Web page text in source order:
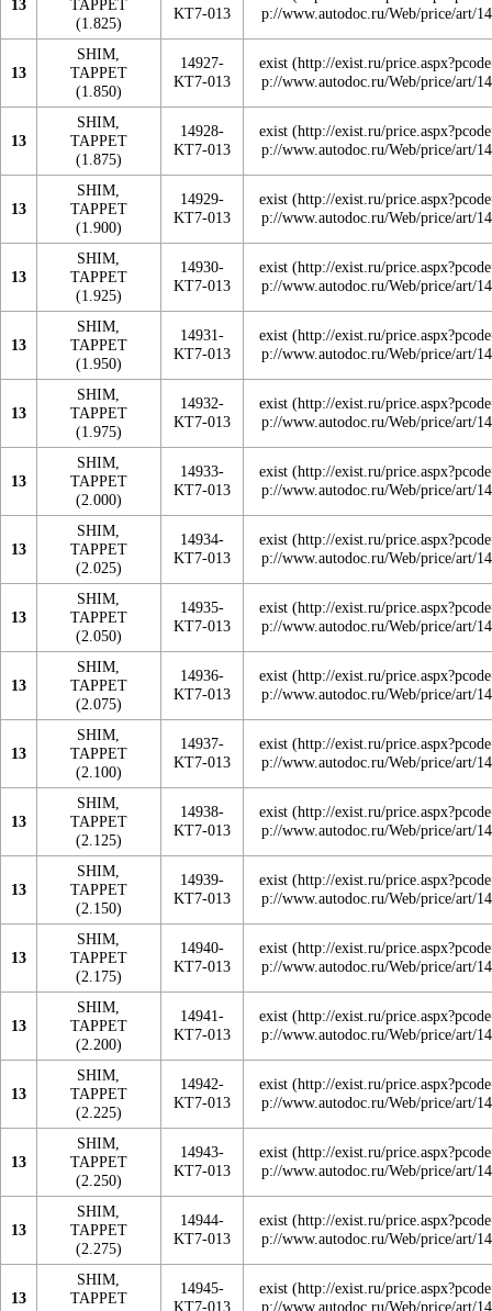
13
TAPPET
(1.825)
KT7-013
13
SHIM,
TAPPET
(1.850)
14927-
KT7-013
exist
13
SHIM,
TAPPET
(1.875)
14928-
KT7-013
exist
13
SHIM,
TAPPET
(1.900)
14929-
KT7-013
exist
13
SHIM,
TAPPET
(1.925)
14930-
KT7-013
exist
13
SHIM,
TAPPET
(1.950)
14931-
KT7-013
exist
13
SHIM,
TAPPET
(1.975)
14932-
KT7-013
exist
13
SHIM,
TAPPET
(2.000)
14933-
KT7-013
exist
13
SHIM,
TAPPET
(2.025)
14934-
KT7-013
exist
13
SHIM,
TAPPET
(2.050)
14935-
KT7-013
exist
13
SHIM,
TAPPET
(2.075)
14936-
KT7-013
exist
13
SHIM,
TAPPET
(2.100)
14937-
KT7-013
exist
13
SHIM,
TAPPET
(2.125)
14938-
KT7-013
exist
13
SHIM,
TAPPET
(2.150)
14939-
KT7-013
exist
13
SHIM,
TAPPET
(2.175)
14940-
KT7-013
exist
13
SHIM,
TAPPET
(2.200)
14941-
KT7-013
exist
13
SHIM,
TAPPET
(2.225)
14942-
KT7-013
exist
13
SHIM,
TAPPET
(2.250)
14943-
KT7-013
exist
13
SHIM,
TAPPET
(2.275)
14944-
KT7-013
exist
13
SHIM,
TAPPET
14945-
KT7-013
exist